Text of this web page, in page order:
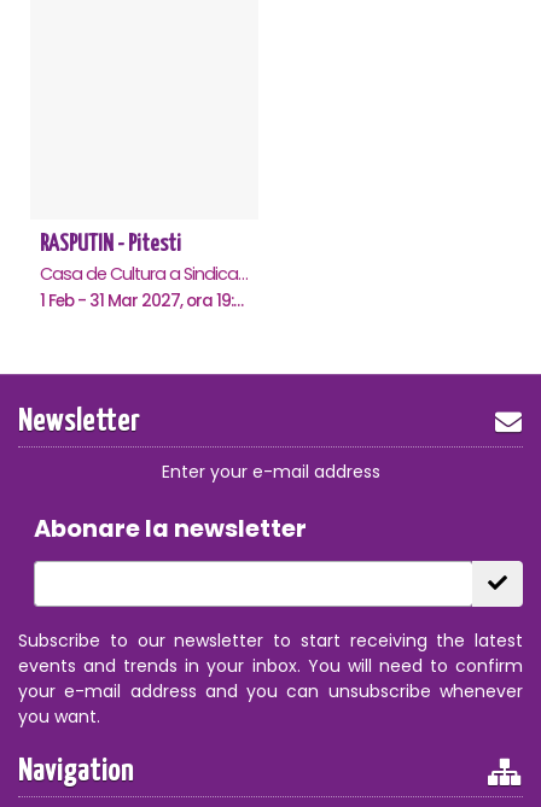
RASPUTIN - Pitesti
Casa de Cultura a Sindicatelor , Pitesti
1 Feb - 31 Mar 2027, ora 19:00
Newsletter
Enter your e-mail address
Abonare la newsletter
Subscribe to our newsletter to start receiving the latest
events and trends in your inbox. You will need to confirm
your e-mail address and you can unsubscribe whenever
you want.
Navigation